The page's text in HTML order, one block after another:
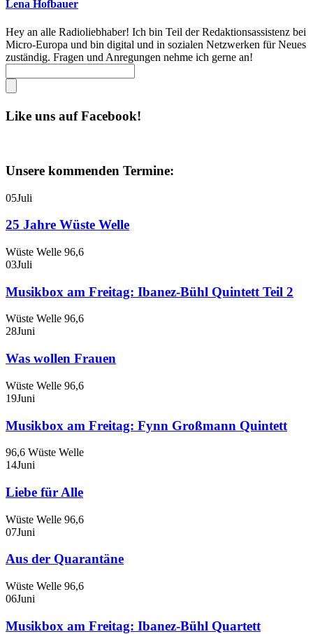
Lena Hofbauer
Hey an alle Radioliebhaber! Ich bin Teil der Redaktionsassistenz bei
Micro-Europa und bin digital und in sozialen Netzwerken für Neues
zuständig. Fragen und Anregungen nehme ich gerne an!
Like uns auf Facebook!
Unsere kommenden Termine:
05Juli
25 Jahre Wüste Welle
Wüste Welle 96,6
03Juli
Musikbox am Freitag: Ibanez-Bühl Quintett Teil 2
Wüste Welle 96,6
28Juni
Was wollen Frauen
Wüste Welle 96,6
19Juni
Musikbox am Freitag: Fynn Großmann Quintett
96,6 Wüste Welle
14Juni
Liebe für Alle
Wüste Welle 96,6
07Juni
Aus der Quarantäne
Wüste Welle 96,6
06Juni
Musikbox am Freitag: Ibanez-Bühl Quartett